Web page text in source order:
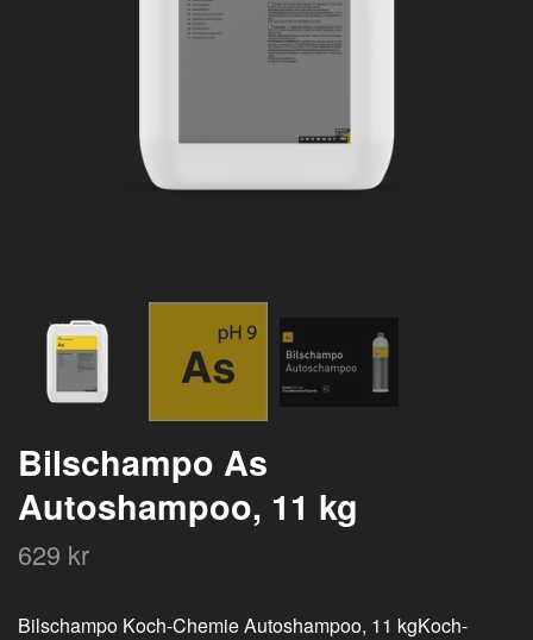
Bilschampo As
Autoshampoo, 11 kg
629 kr
Bilschampo Koch-Chemie Autoshampoo, 11 kgKoch-